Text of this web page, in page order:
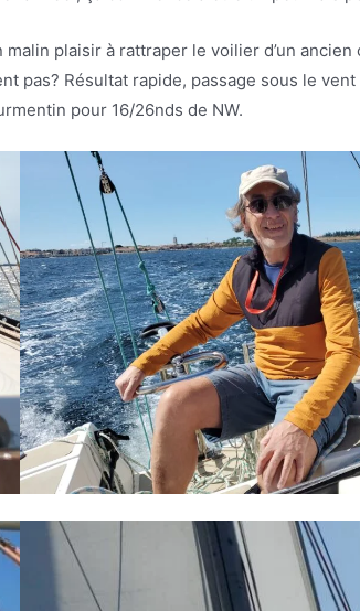
plaisir à rattraper le voilier d’un
pas? Résultat rapide, passage sous le
pour 16/26nds de NW.